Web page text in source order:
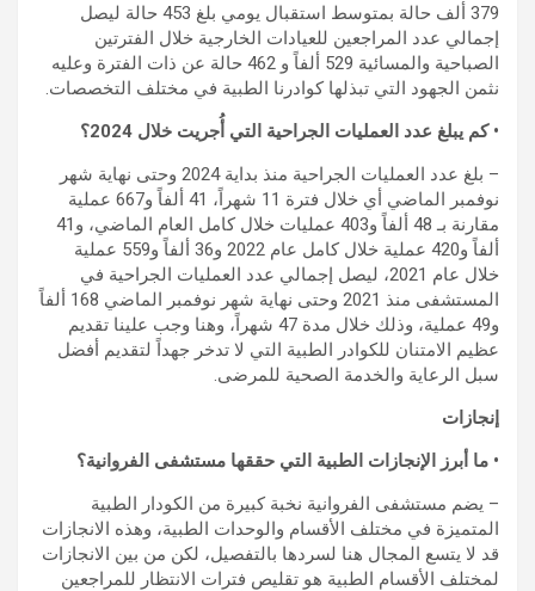
379 ألف حالة بمتوسط استقبال يومي بلغ 453 حالة ليصل
إجمالي عدد المراجعين للعيادات الخارجية خلال الفترتين
الصباحية والمسائية 529 ألفاً و 462 حالة عن ذات الفترة وعليه
نثمن الجهود التي تبذلها كوادرنا الطبية في مختلف التخصصات.
• كم يبلغ عدد العمليات الجراحية التي أُجريت خلال 2024؟
– بلغ عدد العمليات الجراحية منذ بداية 2024 وحتى نهاية شهر
نوفمبر الماضي أي خلال فترة 11 شهراً، 41 ألفاً و667 عملية
مقارنة بـ 48 ألفاً و403 عمليات خلال كامل العام الماضي، و41
ألفاً و420 عملية خلال كامل عام 2022 و36 ألفاً و559 عملية
خلال عام 2021، ليصل إجمالي عدد العمليات الجراحية في
المستشفى منذ 2021 وحتى نهاية شهر نوفمبر الماضي 168 ألفاً
و49 عملية، وذلك خلال مدة 47 شهراً، وهنا وجب علينا تقديم
عظيم الامتنان للكوادر الطبية التي لا تدخر جهداً لتقديم أفضل
سبل الرعاية والخدمة الصحية للمرضى.
إنجازات
• ما أبرز الإنجازات الطبية التي حققها مستشفى الفروانية؟
– يضم مستشفى الفروانية نخبة كبيرة من الكودار الطبية
المتميزة في مختلف الأقسام والوحدات الطبية، وهذه الانجازات
قد لا يتسع المجال هنا لسردها بالتفصيل، لكن من بين الانجازات
لمختلف الأقسام الطبية هو تقليص فترات الانتظار للمراجعين